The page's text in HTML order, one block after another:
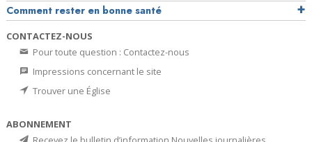
Comment rester en bonne santé
CONTACTEZ-NOUS
Pour toute question : Contactez-nous
Impressions concernant le site
Trouver une Église
ABONNEMENT